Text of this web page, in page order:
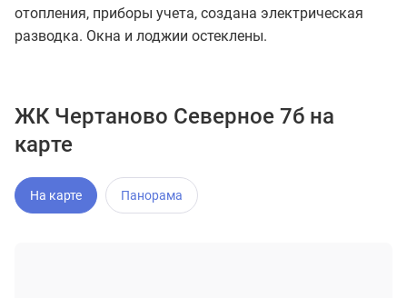
отопления, приборы учета, создана электрическая
разводка. Окна и лоджии остеклены.
ЖК Чертаново Северное 7б на
карте
На карте Панорама